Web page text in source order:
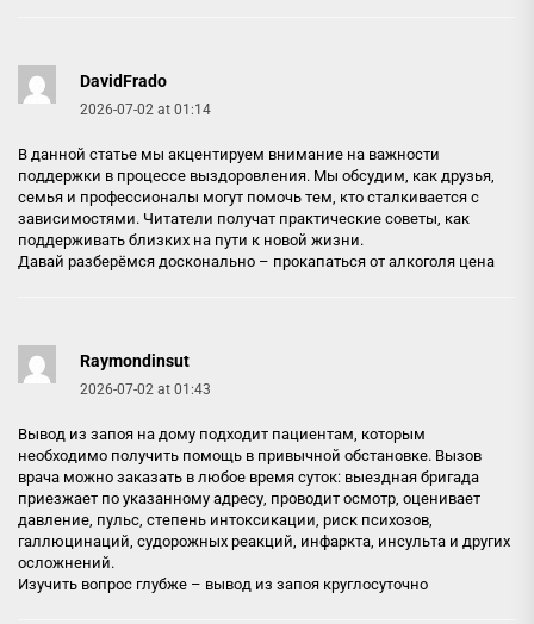
DavidFrado
2026-07-02 at 01:14
В данной статье мы акцентируем внимание на важности
поддержки в процессе выздоровления. Мы обсудим, как друзья,
семья и профессионалы могут помочь тем, кто сталкивается с
зависимостями. Читатели получат практические советы, как
поддерживать близких на пути к новой жизни.
Давай разберёмся досконально – прокапаться от алкоголя цена
Raymondinsut
2026-07-02 at 01:43
Вывод из запоя на дому подходит пациентам, которым
необходимо получить помощь в привычной обстановке. Вызов
врача можно заказать в любое время суток: выездная бригада
приезжает по указанному адресу, проводит осмотр, оценивает
давление, пульс, степень интоксикации, риск психозов,
галлюцинаций, судорожных реакций, инфаркта, инсульта и других
осложнений.
Изучить вопрос глубже – вывод из запоя круглосуточно